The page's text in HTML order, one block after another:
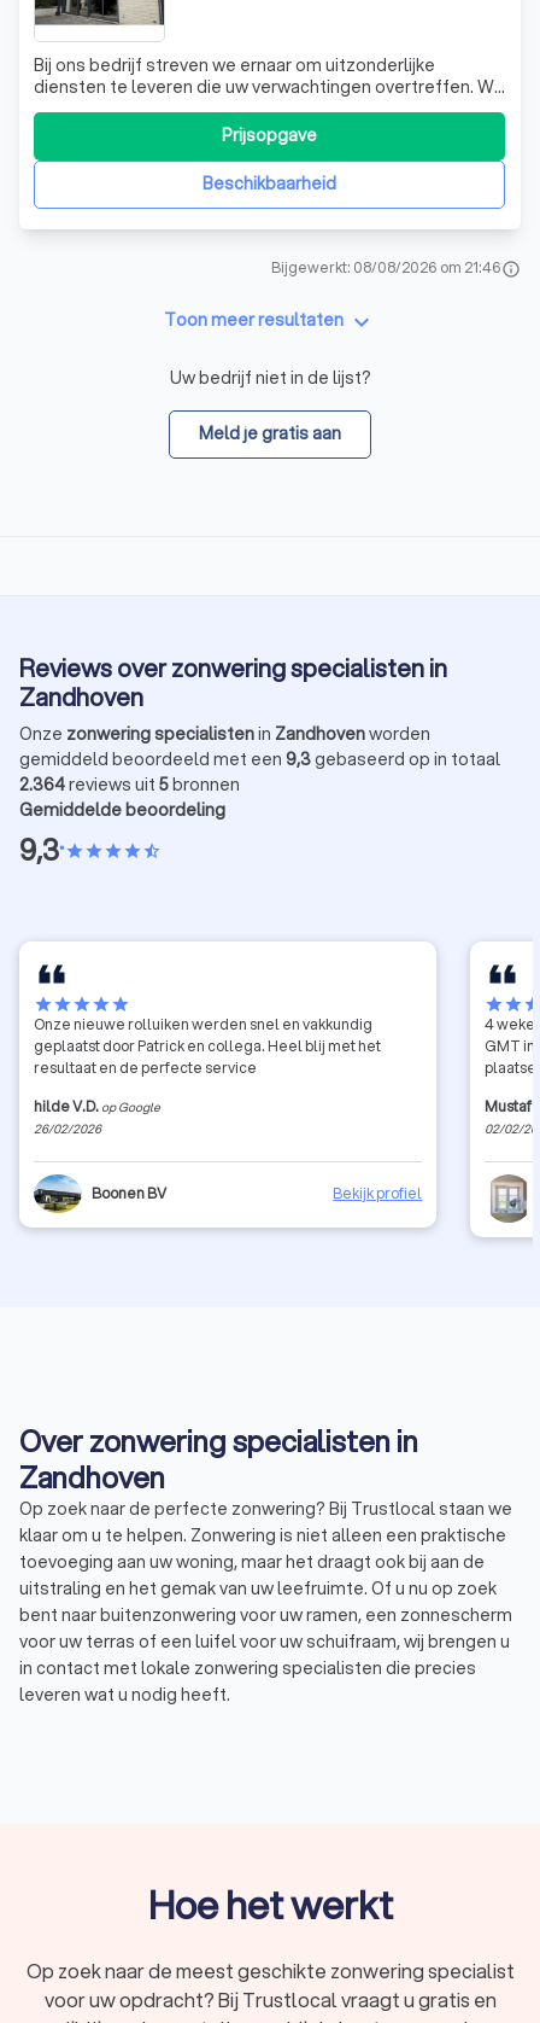
Bij ons bedrijf streven we ernaar om uitzonderlijke
diensten te leveren die uw verwachtingen overtreffen. We
zijn trots op onze expertise en toewijding aan kwaliteit,
die ons onderscheiden in onze branche. Ons team van
professionals is gepassioneerd over wat ze doen en zet
zich in om elke klus tot iBeschikbaarheid
Prijsopgave
Bijgewerkt: 08/08/2026 om 21:46info
Toon meer resultaten keyboard_arrow_down
Uw bedrijf niet in de lijst?
Meld je gratis aan
Reviews over zonwering specialisten in
Zandhoven
Onze zonwering specialistenin Zandhovenworden
gemiddeld beoordeeld met een 9,3gebaseerd op in totaal
2.364reviews uit 5bronnen
Gemiddelde beoordeling
9,3•starstarstarstarstar_half
starstarstarstarstar
Onze nieuwe rolluiken werden snel en vakkundig
geplaatst door Patrick en collega. Heel blij met het
resultaat en de perfecte service
hilde V.D. op Google
26/02/2026
Boonen BV Bekijk profiel
starstar
4
GMT in Merksem
Mustafa
02/02/
Over zonwering specialisten in
Zandhoven
Op zoek naar de perfecte zonwering? Bij Trustlocal staan we
klaar om u te helpen. Zonwering is niet alleen een praktische
toevoeging aan uw woning, maar het draagt ook bij aan de
uitstraling en het gemak van uw leefruimte. Of u nu op zoek
bent naar buitenzonwering voor uw ramen, een zonnescherm
voor uw terras of een luifel voor uw schuifraam, wij brengen u
in contact met lokale zonwering specialisten die precies
leveren wat u nodig heeft.
schadelijke UV-stralen met zonwering. Trustlocal begrijpt dat
de keuze voor de juiste zonwering een belangrijke beslissing
oplossing voor uw specifieke behoeften.
Hoe het werkt
Op zoek naar de meest geschikte zonwering specialist
voor uw opdracht? Bij Trustlocal vraagt u gratis en